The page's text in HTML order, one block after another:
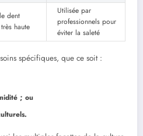
dent
haute
Utilisée par
professionnels pour
éviter la saleté
spécifiques, que ce soit :
; ou